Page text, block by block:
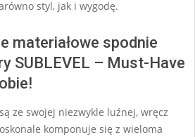
styl, jak i wygodę.
materiałowe spodnie
SUBLEVEL – Must-Have
ze swojej niezwykle luźnej, wręcz
komponuje się z wieloma